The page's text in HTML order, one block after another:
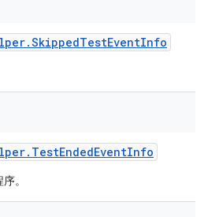
.SkippedTestEventInfo
. TestEndedEventInfo
。